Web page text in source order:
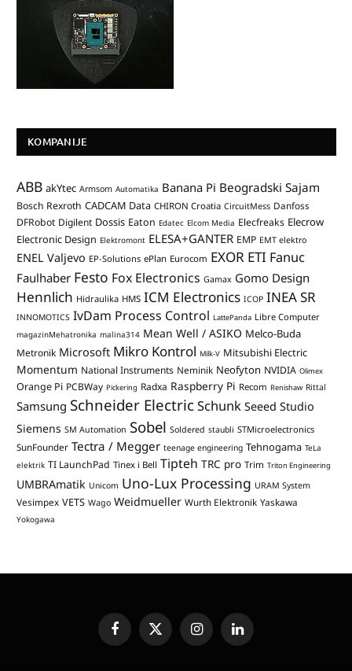
KOMPANIJE
ABB akYtec Armsom Automatika Banana Pi Beogradski Sajam
Bosch Rexroth CADCAM Data CHIRON Croatia CircuitMess Danfoss
DFRobot Digilent Dossis Eaton Edatec Elcom Media Elecfreaks Elecrow
Electronic Design Elektromont ELESA+GANTER EMP EMT elektro
ENEL Valjevo EP-Solutions ePlan Eurocom EXOR ETI Fanuc
Faulhaber Festo Fox Electronics Gamax Gomo Design
Hennlich Hidraulika HMS ICM Electronics ICOP INEA SR
INNOMOTICS IvDam Process Control LattePanda Libre Computer
magazinMehatronika malina314 Mean Well / ASIKO Melco-Buda
Metronik Microsoft Mikro Kontrol Milk-V Mitsubishi Electric
Momentum National Instruments Neminik Neofyton NVIDIA Olimex
Orange Pi PCBWay Pickering Radxa Raspberry Pi Recom Renishaw Rittal
Samsung Schneider ElectricSchunk Seeed Studio
Siemens SM Automation Sobel Soldered staubli STMicroelectronics
SunFounder Tectra / Megger teenage engineering Tehnogama TeLa
elektrik TI LaunchPad Tinex i Bell Tipteh TRC pro Trim Triton Engineering
UMBRAmatik Unicom Uno-Lux Processing URAM System
Vesimpex VETS Wago Weidmueller Wurth Elektronik Yaskawa
Yokogawa
FacebookX
(Twitter)
InstagramLinkedIn